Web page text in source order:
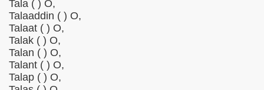
Tala ( ) O,
Talaaddin ( ) O,
Talaat ( ) O,
Talak ( ) O,
Talan ( ) O,
Talant ( ) O,
Talap ( ) O,